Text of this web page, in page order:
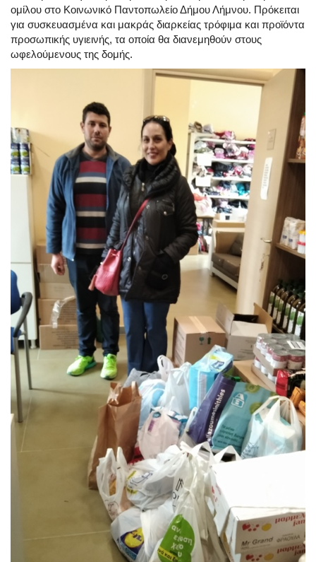
ομίλου στο Κοινωνικό Παντοπωλείο Δήμου Λήμνου. Πρόκειται
για συσκευασμένα και μακράς διαρκείας τρόφιμα και προϊόντα
προσωπικής υγιεινής, τα οποία θα διανεμηθούν στους
ωφελούμενους της δομής.